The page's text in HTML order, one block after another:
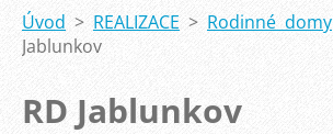
Úvod > REALIZACE > Rodinné domy
Jablunkov
RD Jablunkov